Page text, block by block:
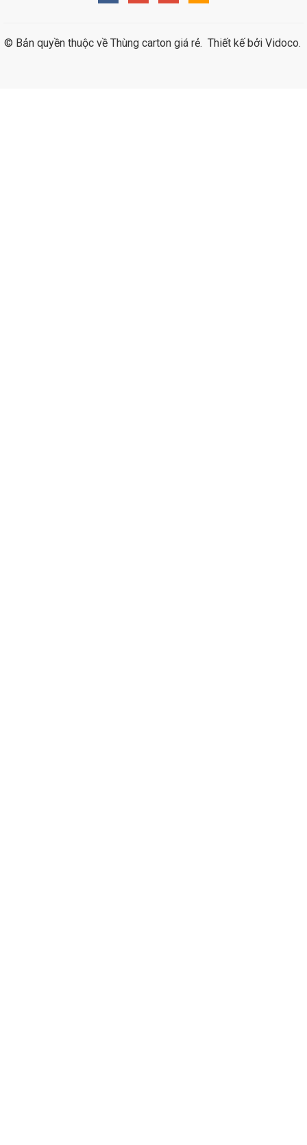
© Bản quyền thuộc về Thùng carton giá rẻ. Thiết kế bởi Vidoco.